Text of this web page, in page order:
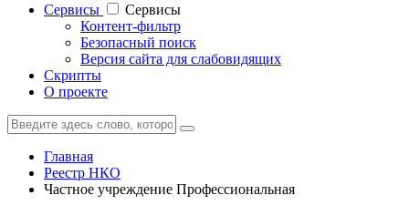
Cервисы
Cервисы
Контент-фильтр
Безопасный поиск
Версия сайта для слабовидящих
Скрипты
О проекте
Главная
Реестр НКО
Частное учреждение Профессиональная